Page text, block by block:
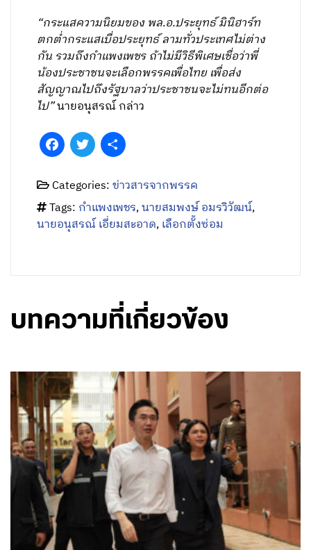
“กระแสความนิยมของ พล.อ.ประยุทธ์ มินิฮาร์ท
ตกต่ำกระแสเบื่อประยุทธ์ ลามทั่วประเทศไม่ต่าง
กัน รวมถึงกำแพงเพชร ถ้าไม่มีวิธีพิเศษเชื่อว่าพี่
น้องประชาชนจะเลือกพรรคเพื่อไทย เพื่อส่ง
สัญญาณไปถึงรัฐบาลว่าประชาชนจะไม่ทนอีกต่อ
ไป”นายอนุสรณ์ กล่าว
FacebookTwitter
Categories:ข่าวสารจากพรรค
Tags: กำแพงเพชร,นายสมพงษ์ อมรวิวัฒน์,
นายอนุสรณ์ เอี่ยมสะอาด,เลือกตั้งซ่อม
บทความที่เกี่ยวข้อง